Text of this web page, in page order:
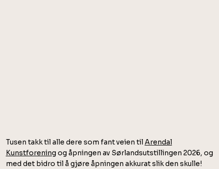
Tusen takk til alle dere som fant veien tilArendal
Kunstforening og åpningen av Sørlandsutstillingen 2026, og
med det bidro til å gjøre åpningen akkurat slik den skulle!